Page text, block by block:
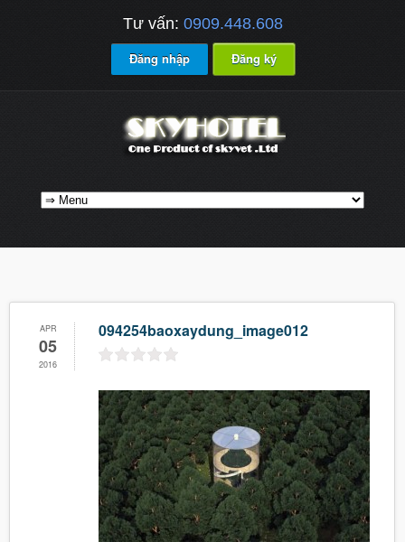
Tư vấn: 0909.448.608
Đăng nhập Đăng ký
APR
05
2016
094254baoxaydung_image012